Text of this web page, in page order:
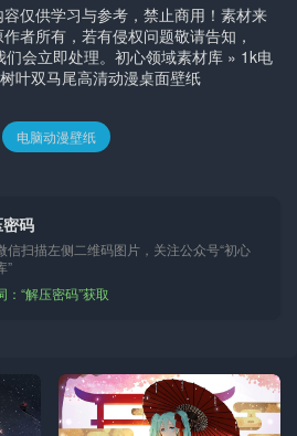
仅供学习与参考，禁止商用！素材来
者所有，若有侵权问题敬请告知，
会立即处理。 初心领域素材库 » 1k电
叶双马尾高清动漫桌面壁纸
电脑动漫壁纸
码
信扫描左侧二维码图片，关注公众号“初心
”
：“解压密码”获取